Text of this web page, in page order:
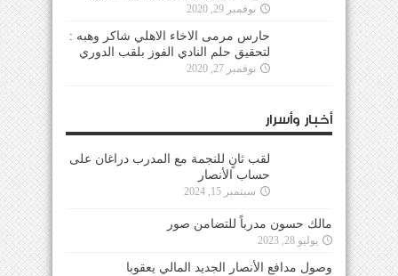
نوفمبر 29, 2020
حارس مرمى الاخاء الاهلي شاكر وهبه :
لتحقيق حلم النادي الفوز بلقب الدوري
نوفمبر 27, 2020
أخبار وأسرار
لقب ثانٍ للنجمة مع المدرب دراغان على
حساب الأنصار
سبتمبر 15, 2024
مالك حسون مدرباً للتضامن صور
يوليو 28, 2023
وصول مدافع الأنصار الجديد المالي يعقوبا